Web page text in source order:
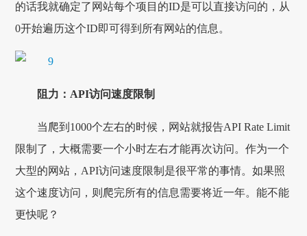
的话我就确定了网站每个项目的ID是可以直接访问的，从
0开始遍历这个ID即可得到所有网站的信息。
阻力：API访问速度限制
当爬到1000个左右的时候，网站就报告API Rate Limit
限制了，大概需要一个小时左右才能再次访问。作为一个
大型的网站，API访问速度限制是很平常的事情。如果照
这个速度访问，则爬完所有的信息需要将近一年。能不能
更快呢？